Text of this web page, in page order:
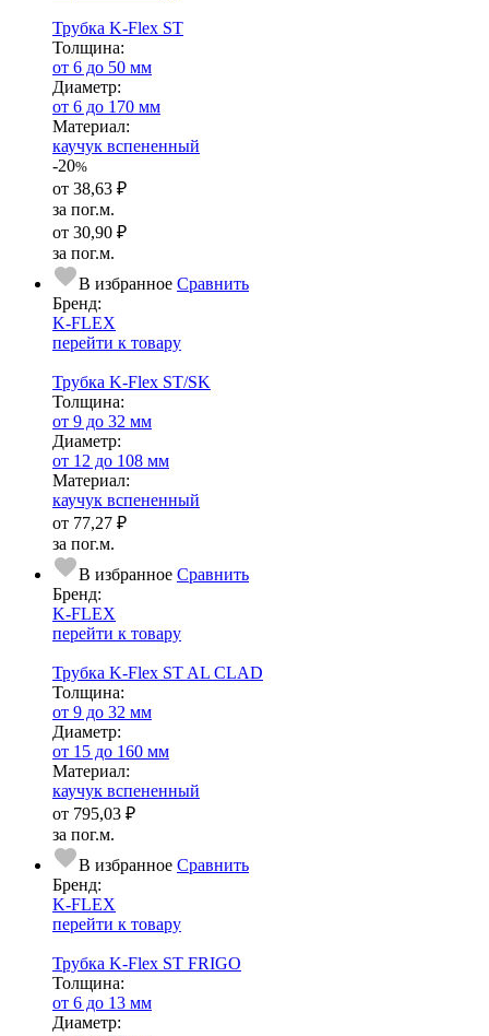
Трубка K-Flex ST
Тол­щи­на:
от 6 до 50 мм
Диаметр:
от 6 до 170 мм
Ма­­те­­ри­­ал:
каучук вспененный
-20%
от 38,63 ₽
за пог.м.
от 30,90 ₽
за пог.м.
В избранное Сравнить
Бренд:
K-FLEX
перейти к товару
Трубка K-Flex ST/SK
Тол­щи­на:
от 9 до 32 мм
Диаметр:
от 12 до 108 мм
Ма­­те­­ри­­ал:
каучук вспененный
от 77,27 ₽
за пог.м.
В избранное Сравнить
Бренд:
K-FLEX
перейти к товару
Трубка K-Flex ST AL CLAD
Тол­щи­на:
от 9 до 32 мм
Диаметр:
от 15 до 160 мм
Ма­­те­­ри­­ал:
каучук вспененный
от 795,03 ₽
за пог.м.
В избранное Сравнить
Бренд:
K-FLEX
перейти к товару
Трубка K-Flex ST FRIGO
Тол­щи­на:
от 6 до 13 мм
Диаметр: